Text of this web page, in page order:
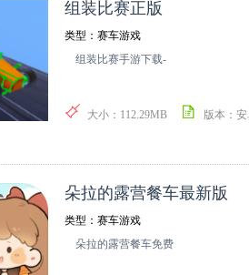
组装比赛正版
类型：赛车游戏
组装比赛手游下载-
大小：112.29MB 版本：
朵拉的露营餐车最新版
类型：赛车游戏
朵拉的露营餐车免费